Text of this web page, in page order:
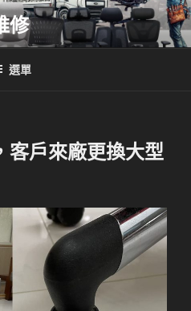
修
選單
客戶來廠更換大型